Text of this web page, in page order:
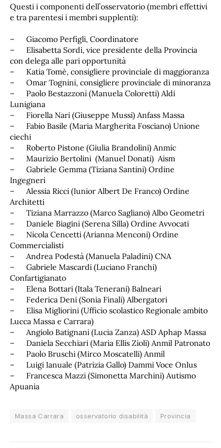
Questi i componenti dell’osservatorio (membri effettivi
e tra parentesi i membri supplenti):
– Giacomo Perfigli, Coordinatore
– Elisabetta Sordi, vice presidente della Provincia
con delega alle pari opportunità
– Katia Tomè, consigliere provinciale di maggioranza
– Omar Tognini, consigliere provinciale di minoranza
– Paolo Bestazzoni (Manuela Coloretti) Aldi
Lunigiana
– Fiorella Nari (Giuseppe Mussi) Anfass Massa
– Fabio Basile (Maria Margherita Fosciano) Unione
ciechi
– Roberto Pistone (Giulia Brandolini) Anmic
– Maurizio Bertolini (Manuel Donati) Aism
– Gabriele Gemma (Tiziana Santini) Ordine
Ingegneri
– Alessia Ricci (Iunior Albert De Franco) Ordine
Architetti
– Tiziana Marrazzo (Marco Sagliano) Albo Geometri
– Daniele Biagini (Serena Silla) Ordine Avvocati
– Nicola Cencetti (Arianna Menconi) Ordine
Commercialisti
– Andrea Podestà (Manuela Paladini) CNA
– Gabriele Mascardi (Luciano Franchi)
Confartigianato
– Elena Bottari (Itala Tenerani) Balneari
– Federica Deni (Sonia Finali) Albergatori
– Elisa Migliorini (Ufficio scolastico Regionale ambito
Lucca Massa e Carrara)
– Angiolo Batignani (Lucia Zanza) ASD Aphap Massa
– Daniela Secchiari (Maria Ellis Zioli) Anmil Patronato
– Paolo Bruschi (Mirco Moscatelli) Anmil
– Luigi Ianuale (Patrizia Gallo) Dammi Voce Onlus
– Francesca Mazzi (Simonetta Marchini) Autismo
Apuania
Massa Carrara osservatorio disabilità Provincia